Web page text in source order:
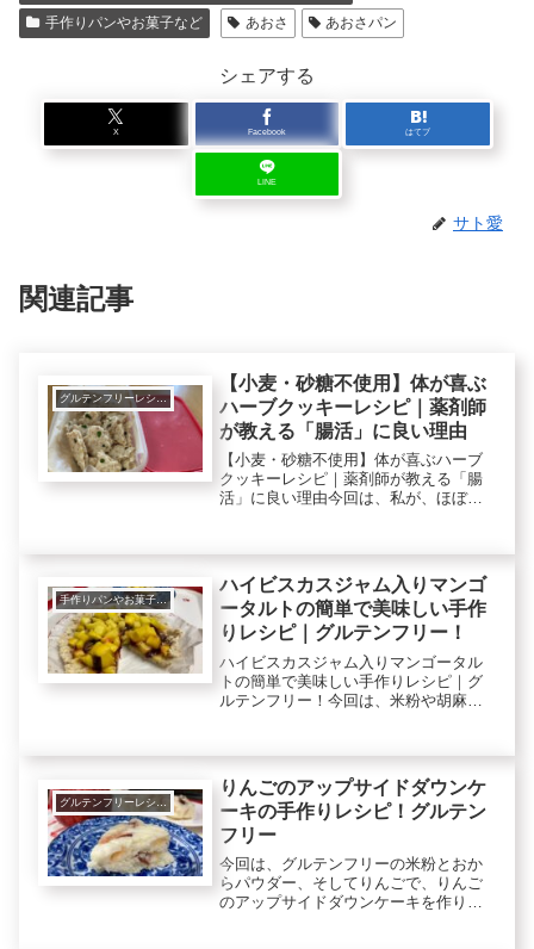
手作りパンやお菓子など
あおさ あおさパン
シェアする
X Facebook はてブ
LINE
サト愛
関連記事
グルテンフリーレシピで美肌健康ダイエット！
【小麦・砂糖不使用】体が喜ぶ
ハーブクッキーレシピ｜薬剤師
が教える「腸活」に良い理由
【小麦・砂糖不使用】体が喜ぶハーブ
クッキーレシピ｜薬剤師が教える「腸
活」に良い理由今回は、私が、ほぼ毎
ので、腸活クッキーでもあります。グ
ルテンフリー（小麦不使用）、卵不使
用...
手作りパンやお菓子など
ハイビスカスジャム入りマンゴ
ータルトの簡単で美味しい手作
りレシピ｜グルテンフリー！
ハイビスカスジャム入りマンゴータル
トの簡単で美味しい手作りレシピ｜グ
ルテンフリー！今回は、米粉や胡麻、
のマンゴータルトを作ります。マンゴ
ーは、目の疲れ予防、ドライアイ対
策、...
りんごのアップサイドダウンケ
ーキの手作りレシピ！グルテン
フリー
今回は、グルテンフリーの米粉とおか
らパウダー、そしてりんごで、りんご
のアップサイドダウンケーキを作りま